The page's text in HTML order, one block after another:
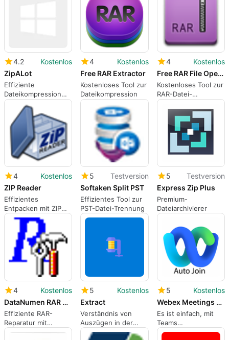
4.2
Kostenlos
ZipALot
Effiziente
Dateikompression
mit ZipALot
4
Kostenlos
Free RAR Extractor
Kostenloses Tool zur
Dateikompression
4
Kostenlos
Free RAR File Opener
Kostenloses Tool zur
RAR-Datei-
Entpackung
4
Kostenlos
ZIP Reader
Effizientes
Entpacken mit ZIP
Reader
5
Testversion
Softaken Split PST
Effizientes Tool zur
PST-Datei-Trennung
5
Testversion
Express Zip Plus
Premium-
Dateiarchivierer
4
Kostenlos
DataNumen RAR Repair
Effiziente RAR-
Reparatur mit
DataNumen RAR
5
Kostenlos
Extract
Verständnis von
Auszügen in der
Dateikomprimierung
5
Kostenlos
Webex Meetings -Auto Join
Es ist einfach, mit
Teams
zusammenzuarbeiten.